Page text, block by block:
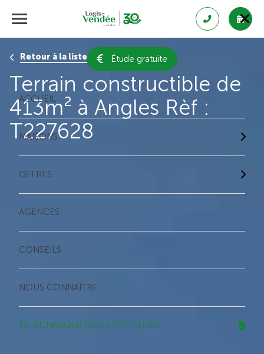
Étude gratuite
ACCUEIL
MAISONS
OFFRES
AGENCES
CONSEILS
NOUS CONNAÎTRE
TÉLÉCHARGER NOS BROCHURES
Retour à la liste des résultats
Terrain constructible de
413m² à Angles Rèf :
T227628